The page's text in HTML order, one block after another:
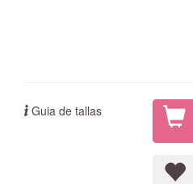
Guia de tallas